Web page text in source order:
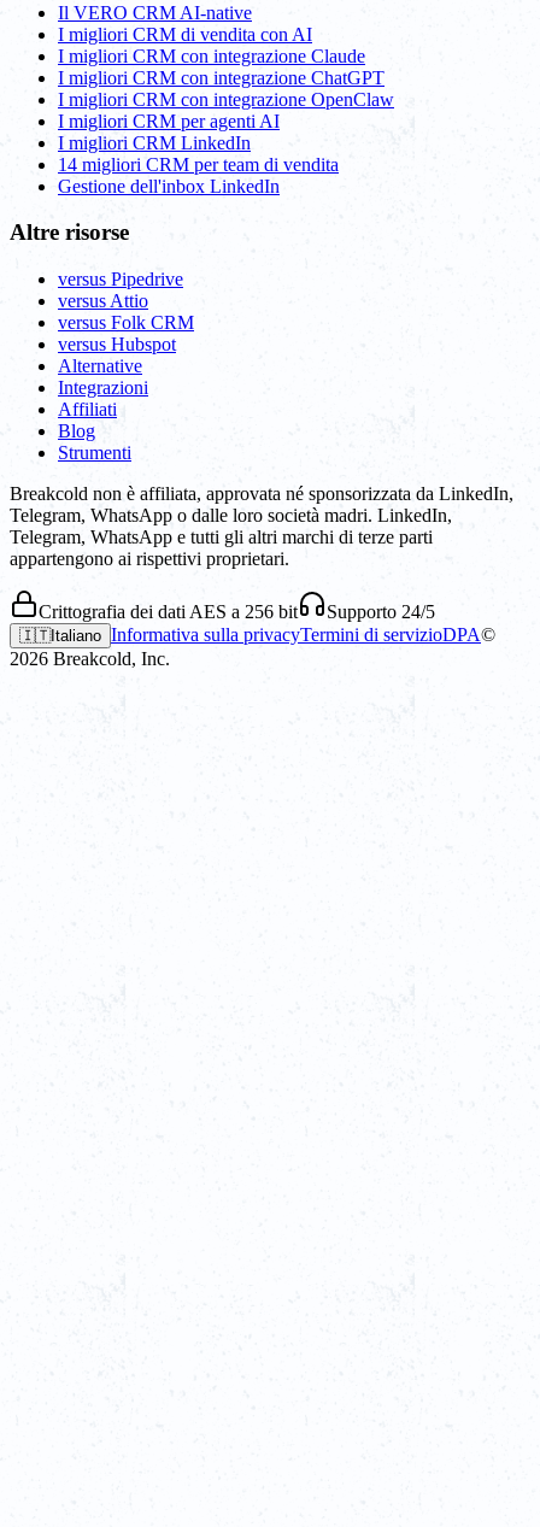
Il VERO CRM AI-native
I migliori CRM di vendita con AI
I migliori CRM con integrazione Claude
I migliori CRM con integrazione ChatGPT
I migliori CRM con integrazione OpenClaw
I migliori CRM per agenti AI
I migliori CRM LinkedIn
14 migliori CRM per team di vendita
Gestione dell'inbox LinkedIn
Altre risorse
versus Pipedrive
versus Attio
versus Folk CRM
versus Hubspot
Alternative
Integrazioni
Affiliati
Blog
Strumenti
Breakcold non è affiliata, approvata né sponsorizzata da LinkedIn,
Telegram, WhatsApp o dalle loro società madri. LinkedIn,
Telegram, WhatsApp e tutti gli altri marchi di terze parti
appartengono ai rispettivi proprietari.
Crittografia dei dati AES a 256 bit Supporto 24/5
🇮🇹Italiano Informativa sulla privacyTermini di servizioDPA©
2026 Breakcold, Inc.